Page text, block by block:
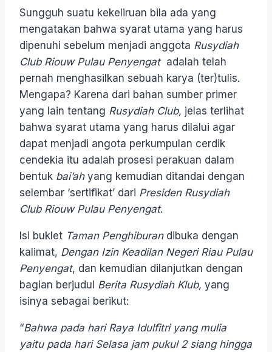
Sungguh suatu kekeliruan bila ada yang
mengatakan bahwa syarat utama yang harus
dipenuhi sebelum menjadi anggota Rusydiah
Club Riouw Pulau Penyengatadalah telah
pernah menghasilkan sebuah karya (ter)tulis.
Mengapa? Karena dari bahan sumber primer
yang lain tentang Rusydiah Club, jelas terlihat
bahwa syarat utama yang harus dilalui agar
dapat menjadi angota perkumpulan cerdik
cendekia itu adalah prosesi perakuan dalam
bentuk bai’ahyang kemudian ditandai dengan
selembar ‘sertifikat’ dari Presiden Rusydiah
Club Riouw Pulau Penyengat.
Isi buklet Taman Penghiburandibuka dengan
kalimat, Dengan Izin Keadilan Negeri Riau Pulau
Penyengat, dan kemudian dilanjutkan dengan
bagian berjudul Berita Rusydiah Klub, yang
isinya sebagai berikut:
“Bahwa pada hari Raya Idulfitri yang mulia
yaitu pada hari Selasa jam pukul 2 siang hingga